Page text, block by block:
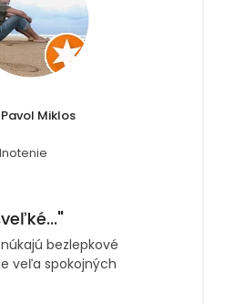
Pavol Miklos
bezlepkové
veľa spokojných